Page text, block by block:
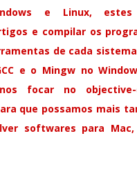
e Linux, estes
e compilar os
de cada
e o Mingw no
focar no
que possamos mais
softwares para